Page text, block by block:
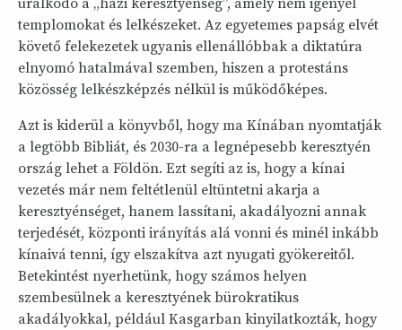
uralkodó a „házi keresztyénség”, amely nem igényel
templomokat és lelkészeket. Az egyetemes papság elvét
követő felekezetek ugyanis ellenállóbbak a diktatúra
elnyomó hatalmával szemben, hiszen a protestáns
közösség lelkészképzés nélkül is működőképes.
Azt is kiderül a könyvből, hogy ma Kínában nyomtatják
a legtöbb Bibliát, és 2030-ra a legnépesebb keresztyén
ország lehet a Földön. Ezt segíti az is, hogy a kínai
vezetés már nem feltétlenül eltüntetni akarja a
keresztyénséget, hanem lassítani, akadályozni annak
terjedését, központi irányítás alá vonni és minél inkább
kínaivá tenni, így elszakítva azt nyugati gyökereitől.
Betekintést nyerhetünk, hogy számos helyen
szembesülnek a keresztyének bürokratikus
akadályokkal, például Kasgarban kinyilatkozták, hogy